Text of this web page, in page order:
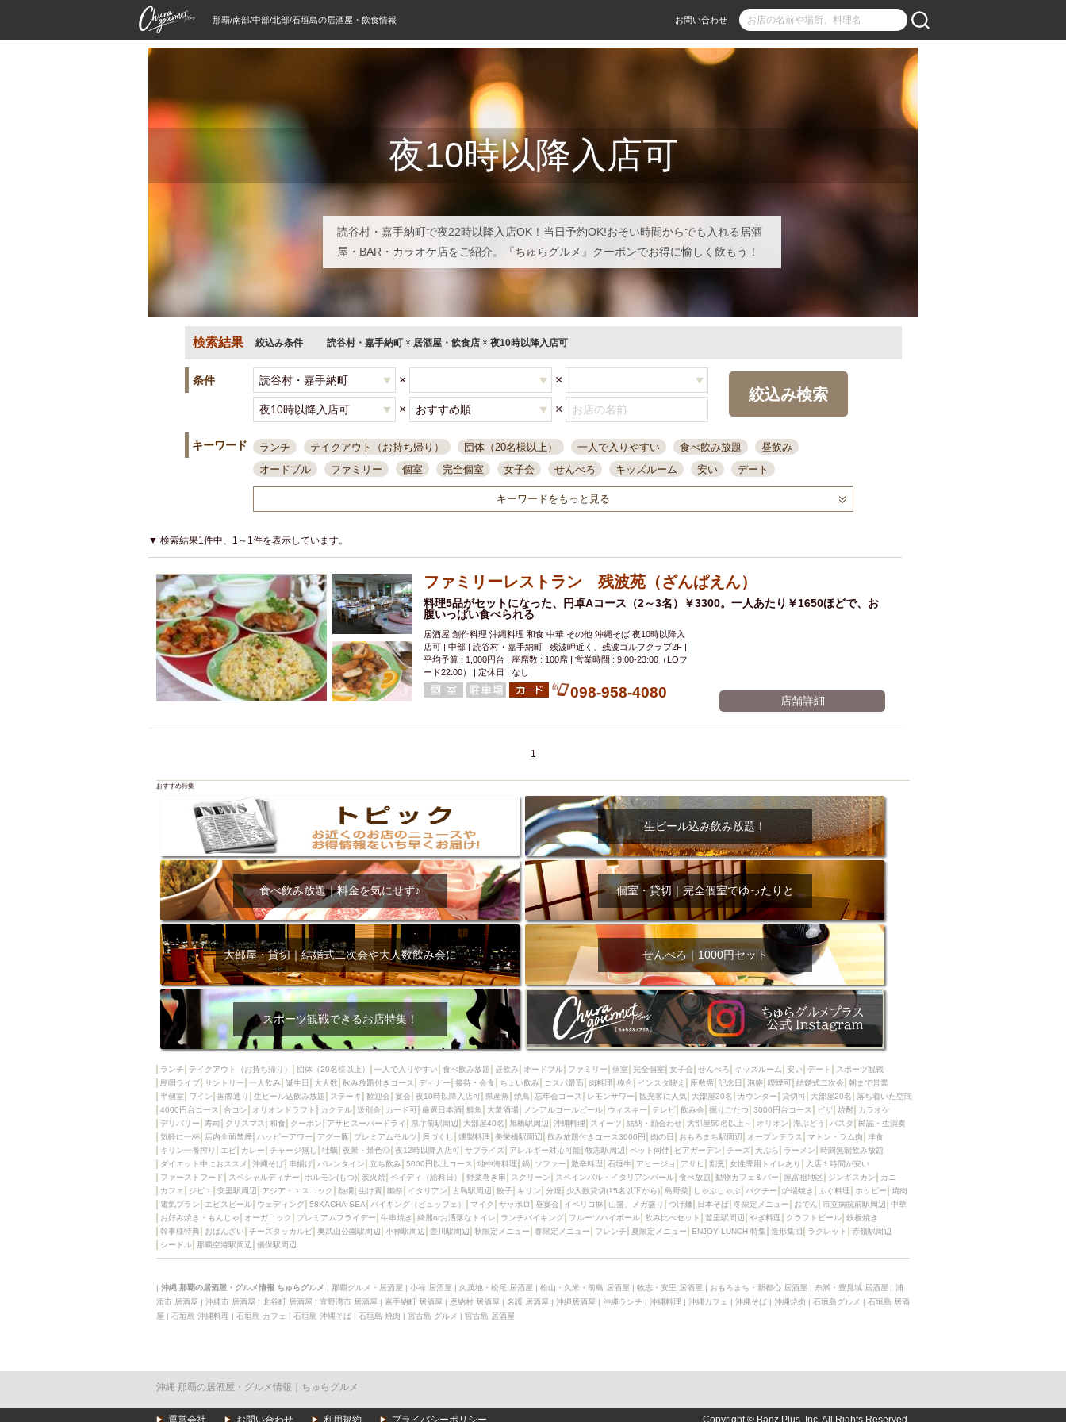
那覇/南部/中部/北部/石垣島の居酒屋・飲食情報 お問い合わせ
夜10時以降入店可
読谷村・嘉手納町で夜22時以降入店OK！当日予約OK!おそい時間からでも入れる居酒
屋・BAR・カラオケ店をご紹介。『ちゅらグルメ』クーポンでお得に愉しく飲もう！
検索結果 絞込み条件 読谷村・嘉手納町 × 居酒屋・飲食店 × 夜10時以降入店可
条件 × ×
× ×
絞込み検索
キーワード ランチ テイクアウト（お持ち帰り） 団体（20名様以上） 一人で入りやすい 食べ飲み放題
昼飲み
オードブル
ファミリー 個室 完全個室 女子会 せんべろ キッズルーム 安い
デート
一人飲み 誕生日 大人数
接待・会食
ちょい飲み コスパ最高 肉料理 模合 インスタ映え 座敷席 記念日 泡盛
喫煙可
結婚式二次会
夜10時以降入店可
県産魚 焼鳥 忘年会コース レモンサワー 観光客に人気 大部屋30名
カウンター
貸切可
大部屋20名 落ち着いた空間 4000円台コース 合コン オリオンドラフト カクテル
カード可
厳選日本酒 鮮魚 大衆酒場 ノンアルコールビール ウィスキー テレビ 飲み会
掘りごたつ
3000円台コース
ピザ 焼酎
アサヒスーパードライ
県庁前駅周辺 大部屋40名 旭橋駅周辺 沖縄料理 スイーツ
大部屋50名以上～
オリオン 海ぶどう パスタ
ハッピーアワー
アグー豚 プレミアムモルツ 貝づくし 燻製料理
美栄橋駅周辺
マトン・ラム肉
洋食
ビアガーデン
ダイエット中におススメ
沖縄そば 串揚げ バレンタイン 立ち飲み 5000円以上コース 地中海料理
鍋
ソファー
石垣牛 アサヒ 割烹 女性専用トイレあり
入店１時間が安い
ファーストフード
スペシャルディナー ホルモン(もつ) 炭火焼 ペイディ（給料日）
野菜巻き串
スクリーン
スペインバル・イタリアンバール 食べ放題 動物カフェ＆バー 屋富祖地区
ジンギスカン
カニ
カフェ ジビエ 安里駅周辺 アジア・エスニック 熱燗 生け簀 獺祭 イタリアン
古島駅周辺
餃子
キリン 分煙 少人数貸切(15名以下から) 島野菜 しゃぶしゃぶ パクチー 炉端焼き
ふぐ料理
ホッピー
焼肉 電気ブラン エビスビール ウェディング 58KACHA-SEA
バイキング（ビュッフェ）
マイク
サッポロ 昼宴会 イベリコ豚 山盛、メガ盛り つけ麺 日本そば 冬限定メニュー
おでん
市立病院前駅周辺
中華 お好み焼き・もんじゃ オーガニック プレミアムフライデー
牛串焼き
綺麗orお洒落なトイレ
ランチバイキング フルーツハイボール 飲み比べセット 首里駅周辺
やぎ料理
クラフトビール
鉄板焼き 幹事様特典 おばんざい チーズタッカルビ 奥武山公園駅周辺
小禄駅周辺
壺川駅周辺
秋限定メニュー 春限定メニュー フレンチ 夏限定メニュー ENJOY LUNCH 特集
造形集団
ラクレット
赤嶺駅周辺 シードル 那覇空港駅周辺 儀保駅周辺
キーワードをもっと見る
▼ 検索結果1件中、1～1件を表示しています。
ファミリーレストラン 残波苑（ざんぱえん）
料理5品がセットになった、円卓Aコース（2～3名）￥3300。一人あたり￥1650ほどで、お
腹いっぱい食べられる
居酒屋 創作料理 沖縄料理 和食 中華 その他 沖縄そば 夜10時以降入
店可 | 中部 | 読谷村・嘉手納町 | 残波岬近く、残波ゴルフクラブ2F |
平均予算 : 1,000円台 | 座席数 : 100席 | 営業時間 : 9:00-23:00（LOフ
ード22:00） | 定休日 : なし
098-958-4080 店舗詳細
1
おすすめ特集
生ビール込み飲み放題！
食べ飲み放題｜料金を気にせず♪ 個室・貸切｜完全個室でゆったりと
大部屋・貸切｜結婚式二次会や大人数飲み会に せんべろ｜1000円セット
スポーツ観戦できるお店特集！
ランチ テイクアウト（お持ち帰り） 団体（20名様以上） 一人で入りやすい 食べ飲み放題 昼飲み オードブル ファミリー 個室 完全個室 女子会 せんべろ キッズルーム 安い デート
スポーツ観戦
島唄ライブ サントリー 一人飲み 誕生日 大人数 飲み放題付きコース ディナー 接待・会食 ちょい飲み コスパ最高 肉料理 模合 インスタ映え 座敷席 記念日 泡盛 喫煙可 結婚式二次会 朝まで営業
半個室
ワイン 国際通り 生ビール込飲み放題 ステーキ 歓迎会 宴会 夜10時以降入店可 県産魚 焼鳥 忘年会コース レモンサワー 観光客に人気 大部屋30名 カウンター 貸切可 大部屋20名
落ち着いた空間
4000円台コース
合コン オリオンドラフト カクテル 送別会 カード可 厳選日本酒 鮮魚 大衆酒場 ノンアルコールビール ウィスキー テレビ 飲み会 掘りごたつ 3000円台コース ピザ 焼酎
カラオケ
デリバリー
寿司 クリスマス 和食 クーポン アサヒスーパードライ 県庁前駅周辺 大部屋40名 旭橋駅周辺 沖縄料理 スイーツ 結納・顔会わせ 大部屋50名以上～ オリオン 海ぶどう パスタ
民謡・生演奏
気軽に一杯
店内全面禁煙 ハッピーアワー アグー豚 プレミアムモルツ 貝づくし 燻製料理 美栄橋駅周辺 飲み放題付きコース3000円 肉の日 おもろまち駅周辺 オープンテラス マトン・ラム肉
洋食
キリン一番搾り
エビ カレー チャージ無し 牡蠣 夜景・景色◎ 夜12時以降入店可 サプライズ アレルギー対応可能 牧志駅周辺 ペット同伴 ビアガーデン チーズ 天ぷら ラーメン
時間無制飲み放題
ダイエット中におススメ
沖縄そば 串揚げ バレンタイン 立ち飲み 5000円以上コース 地中海料理 鍋 ソファー 激辛料理 石垣牛 アヒージョ アサヒ 割烹 女性専用トイレあり
入店１時間が安い
ファーストフード
スペシャルディナー ホルモン(もつ) 炭火焼 ペイディ（給料日） 野菜巻き串 スクリーン スペインバル・イタリアンバール 食べ放題 動物カフェ＆バー 屋富祖地区 ジンギスカン
カニ
カフェ
ジビエ 安里駅周辺 アジア・エスニック 熱燗 生け簀 獺祭 イタリアン 古島駅周辺 餃子 キリン 分煙 少人数貸切(15名以下から) 島野菜 しゃぶしゃぶ パクチー 炉端焼き ふぐ料理 ホッピー
焼肉
電気ブラン
エビスビール ウェディング 58KACHA-SEA バイキング（ビュッフェ） マイク サッポロ 昼宴会 イベリコ豚 山盛、メガ盛り つけ麺 日本そば 冬限定メニュー おでん 市立病院前駅周辺
中華
お好み焼き・もんじゃ
オーガニック プレミアムフライデー 牛串焼き 綺麗orお洒落なトイレ ランチバイキング フルーツハイボール 飲み比べセット 首里駅周辺 やぎ料理 クラフトビール 鉄板焼き
幹事様特典
おばんざい チーズタッカルビ 奥武山公園駅周辺 小禄駅周辺 壺川駅周辺 秋限定メニュー 春限定メニュー フレンチ 夏限定メニュー ENJOY LUNCH 特集 造形集団 ラクレット
赤嶺駅周辺
シードル 那覇空港駅周辺 儀保駅周辺
| 沖縄 那覇の居酒屋・グルメ情報 ちゅらグルメ | 那覇グルメ・居酒屋 | 小禄 居酒屋 | 久茂地・松尾 居酒屋 | 松山・久米・前島 居酒屋 | 牧志・安里 居酒屋 | おもろまち・新都心 居酒屋 | 糸満・豊見城 居酒屋 | 浦
添市 居酒屋 | 沖縄市 居酒屋 | 北谷町 居酒屋 | 宜野湾市 居酒屋 | 嘉手納町 居酒屋 | 恩納村 居酒屋 | 名護 居酒屋 | 沖縄居酒屋 | 沖縄ランチ | 沖縄料理 | 沖縄カフェ | 沖縄そば | 沖縄焼肉 | 石垣島グルメ | 石垣島 居酒
屋 | 石垣島 沖縄料理 | 石垣島 カフェ | 石垣島 沖縄そば | 石垣島 焼肉 | 宮古島 グルメ | 宮古島 居酒屋
沖縄 那覇の居酒屋・グルメ情報｜ちゅらグルメ
運営会社 お問い合わせ 利用規約 プライバシーポリシー Copyright © Banz Plus, Inc. All Rights Reserved.